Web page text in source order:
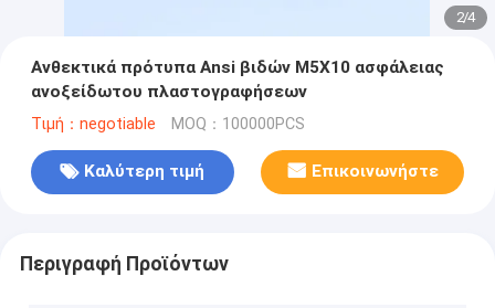
2/4
Ανθεκτικά πρότυπα Ansi βιδών M5X10 ασφάλειας
ανοξείδωτου πλαστογραφήσεων
Τιμή：negotiable MOQ：100000PCS
Καλύτερη τιμή Επικοινωνήστε
Περιγραφή Προϊόντων